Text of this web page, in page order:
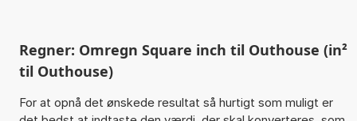
Regner: Omregn Square inch til Outhouse (in²
til Outhouse)
For at opnå det ønskede resultat så hurtigt som muligt er